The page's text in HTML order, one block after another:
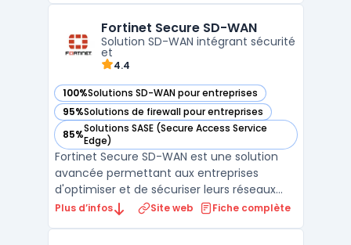
clouds publics et privés, les organisations
rencontrent d ...
Fortinet Secure SD-WAN
Solution SD-WAN intégrant sécurité
et
4.4
100%Solutions SD-WAN pour entreprises
— voir Fortinet Secure SD-WAN dans cette catégorie
95%Solutions de firewall pour entreprises
— voir Fortinet Secure SD-WAN dans cette catégorie
85%Solutions SASE (Secure Access Service
Edge)
— voir Fortinet Secure SD-WAN dans cette catégorie
Fortinet Secure SD-WAN est une solution
avancée permettant aux entreprises
d'optimiser et de sécuriser leurs réseaux
étendus (Wide Area Networks). Intégrant
Plus d’infos Site web Fiche complète